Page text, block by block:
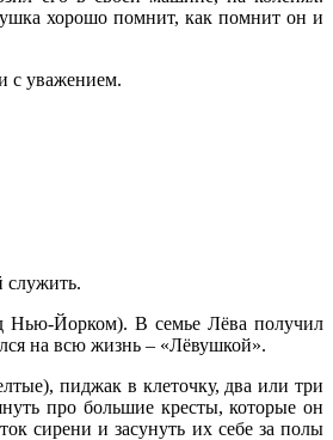
хорошо помнит, как помнит он и
с уважением.
служить.
Нью-Йорком). В семье Лёва получил
на всю жизнь – «Лёвушкой».
пиджак в клеточку, два или три
про большие кресты, которые он
сирени и засунуть их себе за полы